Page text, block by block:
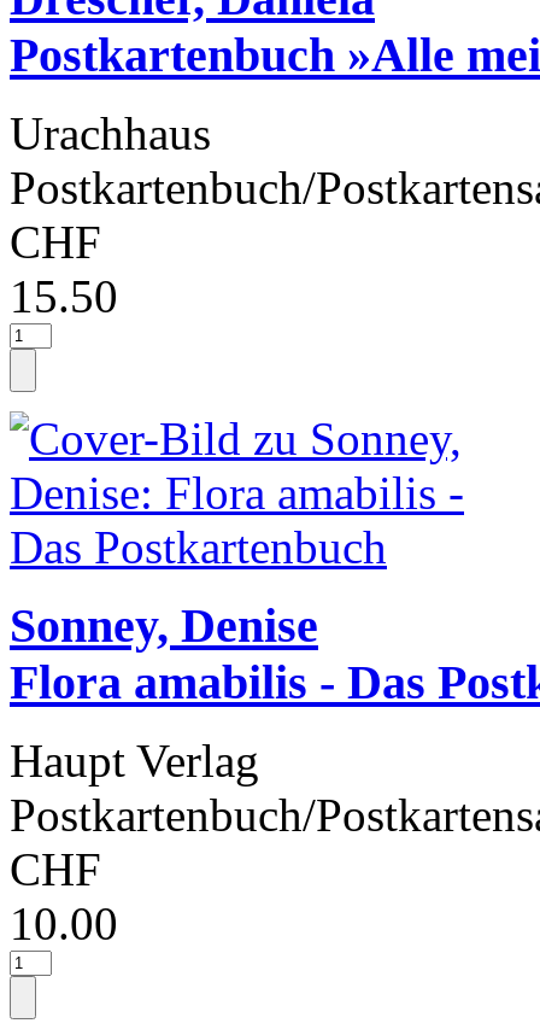
Postkartenbuch »Alle
Urachhaus
Postkartenbuch/
CHF
15.50
Sonney, Denise
Flora amabilis - Das
Haupt Verlag
Postkartenbuch/
CHF
10.00